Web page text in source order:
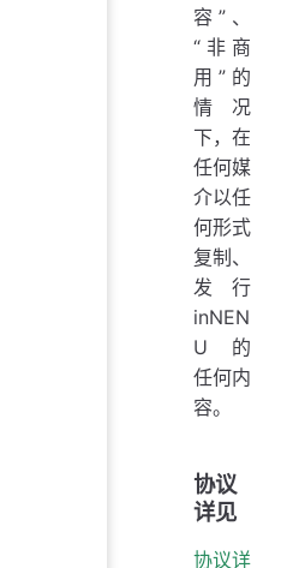
容”、
“非商
用”的
情况
下，在
任何媒
介以任
何形式
复制、
发行
inNEN
U 的
任何内
容。
协议
详见
协议详